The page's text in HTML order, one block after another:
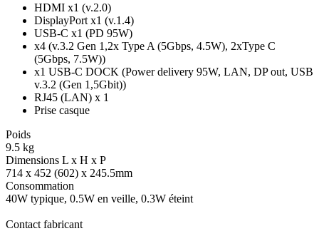
HDMI x1 (v.2.0)
DisplayPort x1 (v.1.4)
USB-C x1 (PD 95W)
x4 (v.3.2 Gen 1,2x Type A (5Gbps, 4.5W), 2xType C
(5Gbps, 7.5W))
x1 USB-C DOCK (Power delivery 95W, LAN, DP out, USB
v.3.2 (Gen 1,5Gbit))
RJ45 (LAN) x 1
Prise casque
Poids
9.5 kg
Dimensions L x H x P
714 x 452 (602) x 245.5mm
Consommation
40W typique, 0.5W en veille, 0.3W éteint
Contact fabricant